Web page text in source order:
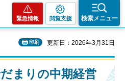
緊急情報 閲覧支援 検索メニュー
印刷 更新日：2026年3月31日
まりの中期経営